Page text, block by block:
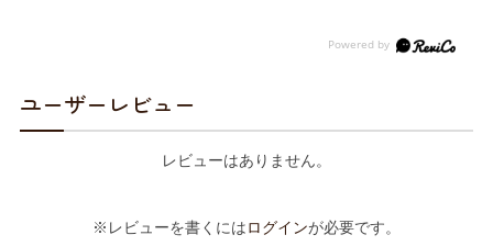
ユーザーレビュー
レビューはありません。
※レビューを書くにはログインが必要です。